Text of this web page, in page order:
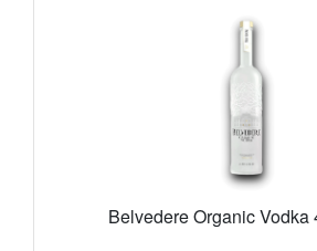
Belvedere Organic Vodka